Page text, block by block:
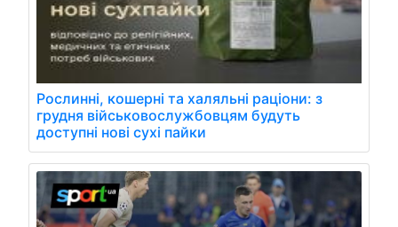
Рослинні, кошерні та халяльні раціони: з
грудня військовослужбовцям будуть
доступні нові сухі пайки